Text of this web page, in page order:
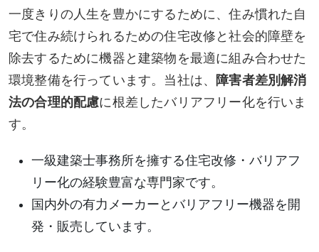
一度きりの人生を豊かにするために、住み慣れた自
宅で住み続けられるための住宅改修と社会的障壁を
除去するために機器と建築物を最適に組み合わせた
環境整備を行っています。当社は、 障害者差別解消
法の合理的配慮に根差したバリアフリー化を行いま
す。
一級建築士事務所を擁する住宅改修・バリアフ
リー化の経験豊富な専門家です。
国内外の有力メーカーとバリアフリー機器を開
発・販売しています。